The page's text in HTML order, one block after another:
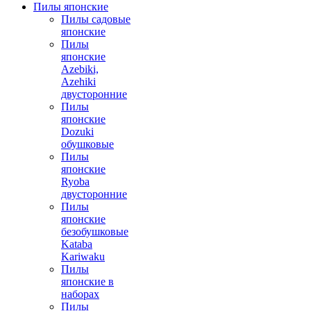
Пилы японские
Пилы садовые
японские
Пилы
японские
Azebiki,
Azehiki
двусторонние
Пилы
японские
Dozuki
обушковые
Пилы
японские
Ryoba
двусторонние
Пилы
японские
безобушковые
Kataba
Kariwaku
Пилы
японские в
наборах
Пилы